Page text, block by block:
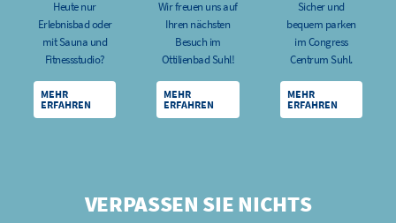
Heute nur
Erlebnisbad oder
mit Sauna und
Fitnessstudio?
MEHR
ERFAHREN
Wir freuen uns auf
Ihren nächsten
Besuch im
Ottilienbad Suhl!
MEHR
ERFAHREN
Sicher und
bequem parken
im Congress
Centrum Suhl.
MEHR
ERFAHREN
VERPASSEN SIE NICHTS